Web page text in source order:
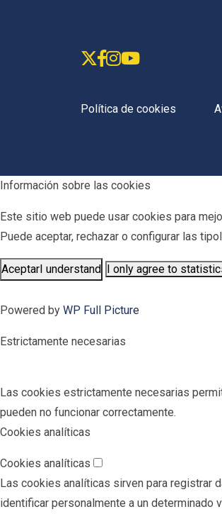
Política de cookies
Información sobre las cookies
Este sitio web puede usar cookies para
Puede aceptar, rechazar o configurar las
AceptarI understand I only agree to
Powered by WP Full Picture
Estrictamente necesarias
Las cookies estrictamente necesarias
pueden no funcionar correctamente.
Cookies analíticas
Cookies analíticas
Las cookies analíticas sirven para registrar
identificar personalmente a un determinado